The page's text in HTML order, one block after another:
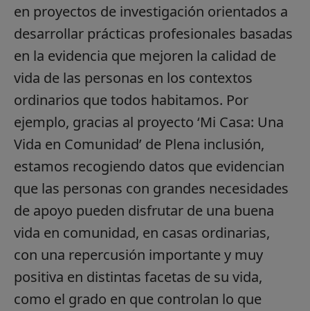
en proyectos de investigación orientados a
desarrollar prácticas profesionales basadas
en la evidencia que mejoren la calidad de
vida de las personas en los contextos
ordinarios que todos habitamos. Por
ejemplo, gracias al proyecto ‘Mi Casa: Una
Vida en Comunidad’ de Plena inclusión,
estamos recogiendo datos que evidencian
que las personas con grandes necesidades
de apoyo pueden disfrutar de una buena
vida en comunidad, en casas ordinarias,
con una repercusión importante y muy
positiva en distintas facetas de su vida,
como el grado en que controlan lo que